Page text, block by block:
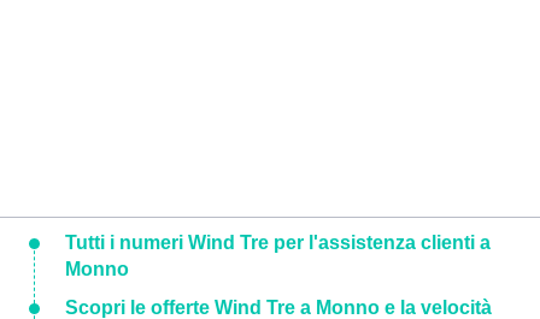
Tutti i numeri Wind Tre per l'assistenza clienti a
Monno
Scopri le offerte Wind Tre a Monno e la velocità